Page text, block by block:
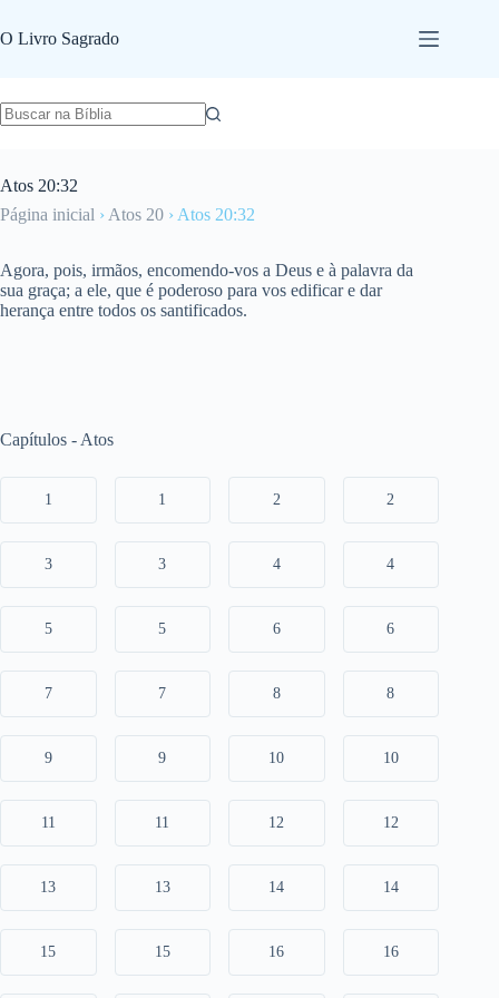
para
o
O Livro Sagrado
Atos 20:32
Página inicial › Atos 20 › Atos 20:32
Agora, pois, irmãos, encomendo-vos a Deus e à palavra da
sua graça; a ele, que é poderoso para vos edificar e dar
herança entre todos os santificados.
Capítulos - Atos
1 1 2 2
3 3 4 4
5 5 6 6
7 7 8 8
9 9 10 10
11 11 12 12
13 13 14 14
15 15 16 16